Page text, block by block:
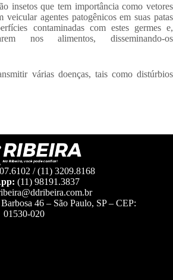
insetos que tem importância como vetores
veicular agentes patogênicos em suas patas
contaminadas com estes germes e,
nos alimentos, disseminando-os
várias doenças, tais como distúrbios
/ (11) 3209.8168
(11) 98191.3837
46 – São Paulo, SP – CEP:
01530-020